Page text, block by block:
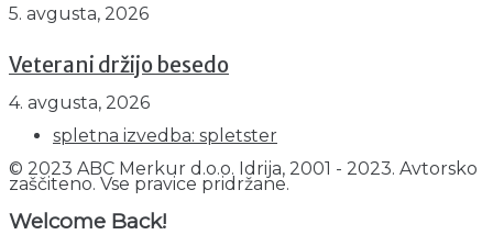
5. avgusta, 2026
Veterani držijo besedo
4. avgusta, 2026
spletna izvedba: spletster
© 2023 ABC Merkur d.o.o. Idrija, 2001 - 2023. Avtorsko
zaščiteno. Vse pravice pridržane.
Welcome Back!